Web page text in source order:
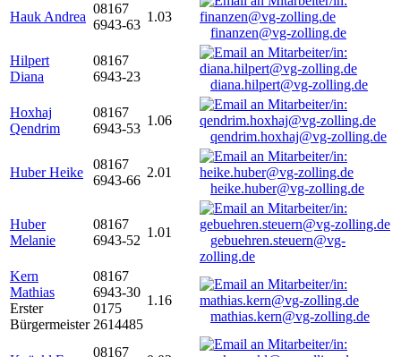
Hauk Andrea
08167
6943-63
1.03
finanzen@vg-zolling.de
Hilpert
Diana
08167
6943-23
diana.hilpert@vg-zolling.de
Hoxhaj
Qendrim
08167
6943-53
1.06
qendrim.hoxhaj@vg-zolling.de
Huber Heike
08167
6943-66
2.01
heike.huber@vg-zolling.de
Huber
Melanie
08167
6943-52
1.01
gebuehren.steuern@vg-
zolling.de
Kern
Mathias
Erster
Bürgermeister
08167
6943-30
0175
2614485
1.16
mathias.kern@vg-zolling.de
08167